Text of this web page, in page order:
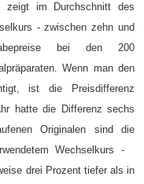
zeigt im Durchschnitt des
- zwischen zehn und
bei den 200
Wenn man den
ist die Preisdifferenz
hatte die Differenz sechs
Originalen sind die
Wechselkurs -
drei Prozent tiefer als in